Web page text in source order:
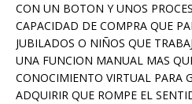
CON UN BOTON Y UNOS
CAPACIDAD DE COMPRA QUE
JUBILADOS O NIÑOS QUE
UNA FUNCION MANUAL MAS
CONOCIMIENTO VIRTUAL PARA
ADQUIRIR QUE ROMPE EL